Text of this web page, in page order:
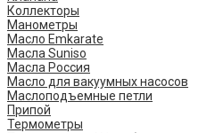
Коллекторы
Манометры
Масло Emkarate
Масла Suniso
Масла Россия
Масло для вакуумных насосов
Маслоподъемные петли
Припой
Термометры